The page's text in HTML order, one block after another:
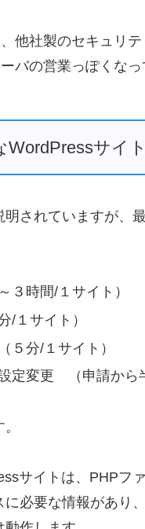
他社製のセキュリ
バの営業っぽくな
WordPressサイ
されていますが、
時間/１サイト）
１サイト）
分/１サイト）
定変更 （申請から
サイトは、PHPフ
に必要な情報があり